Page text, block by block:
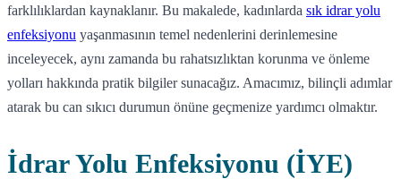
farklılıklardan kaynaklanır. Bu makalede, kadınlarda sık idrar yolu
enfeksiyonu yaşanmasının temel nedenlerini derinlemesine
inceleyecek, aynı zamanda bu rahatsızlıktan korunma ve önleme
yolları hakkında pratik bilgiler sunacağız. Amacımız, bilinçli adımlar
atarak bu can sıkıcı durumun önüne geçmenize yardımcı olmaktır.
İdrar Yolu Enfeksiyonu (İYE)